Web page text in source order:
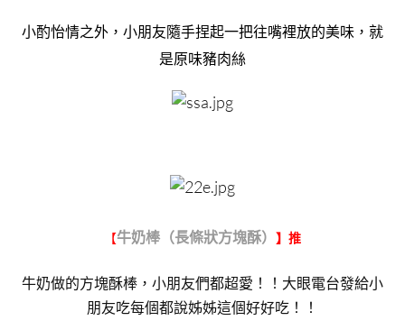
小酌怡情之外，小朋友隨手捏起一把往嘴裡放的美味，就
是原味豬肉絲
【牛奶棒（長條狀方塊酥） 】推
牛奶做的方塊酥棒，小朋友們都超愛！！大眼電台發給小
朋友吃每個都說姊姊這個好好吃！！